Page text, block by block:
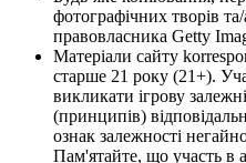
фотографічних творів та/
правовласника Getty
Матеріали сайту
старше 21 року (21+).
викликати ігрову
(принципів)
ознак залежності
Пам'ятайте, що участь в